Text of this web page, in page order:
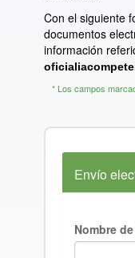
Con el siguiente
documentos
información
* Los campos
Envío
Nombre